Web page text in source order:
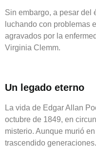
Sin embargo, a pesar del
luchando con problemas
agravados por la
Virginia Clemm.
Un legado eterno
La vida de Edgar Allan
octubre de 1849, en
misterio. Aunque murió
trascendido